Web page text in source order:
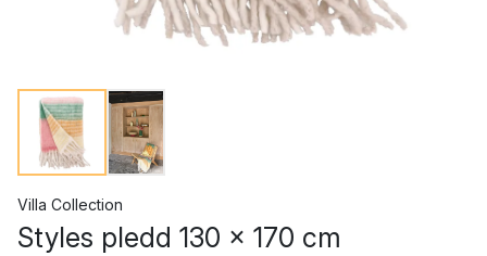
Villa Collection
Styles pledd 130 x 170 cm